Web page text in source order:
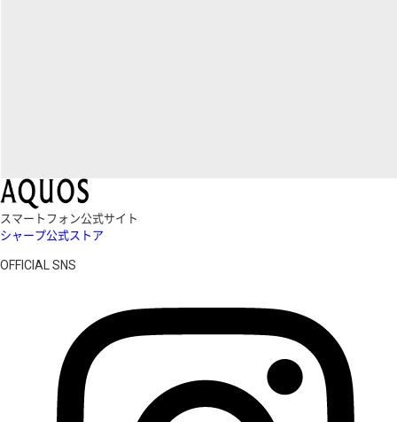
スマートフォン公式サイト
シャープ公式ストア
OFFICIAL SNS